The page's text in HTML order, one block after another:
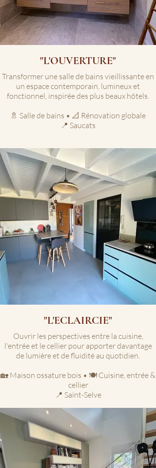
"L'OUVERTURE"
Transformer une salle de bains vieillissante en
un espace contemporain, lumineux et
fonctionnel, inspirée des plus beaux hôtels.
🚿 Salle de bains • 📐 Rénovation globale
📍 Saucats
"L'ECLAIRCIE"
Ouvrir les perspectives entre la cuisine,
l'entrée et le cellier pour apporter davantage
de lumière et de fluidité au quotidien.
🏡 Maison ossature bois • 🍽️ Cuisine, entrée &
cellier
📍 Saint-Selve